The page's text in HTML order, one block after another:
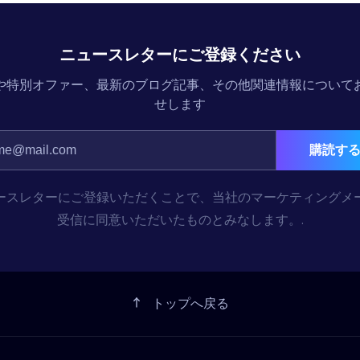
ニュースレターにご登録ください
特別オファー、最新のブログ記事、その他関連情報について
せします
購読する
スレターにご登録いただくことで、当社のマーケティングメ
受信に同意いただいたものとみなします。.
トップへ戻る